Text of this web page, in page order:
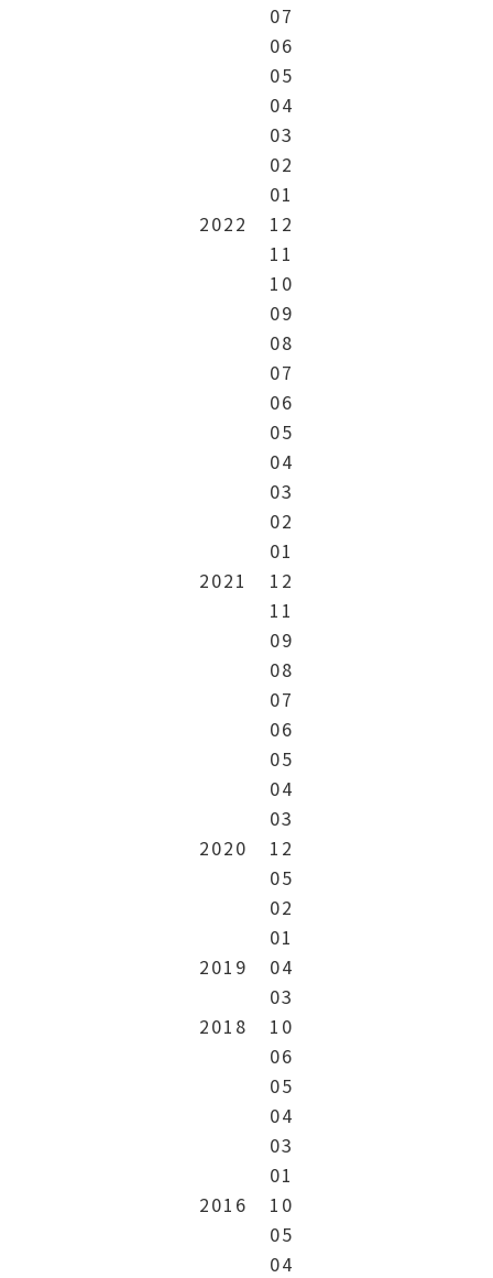
07
06
05
04
03
02
01
2022
12
11
10
09
08
07
06
05
04
03
02
01
2021
12
11
09
08
07
06
05
04
03
2020
12
05
02
01
2019
04
03
2018
10
06
05
04
03
01
2016
10
05
04